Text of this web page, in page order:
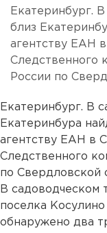
Екатеринбург.
близ
агентству ЕАН
Следственного
России по
Екатеринбург. В
Екатеринбура
агентству ЕАН в
Следственного
по Свердловской
В садоводческом
поселка
обнаружено два